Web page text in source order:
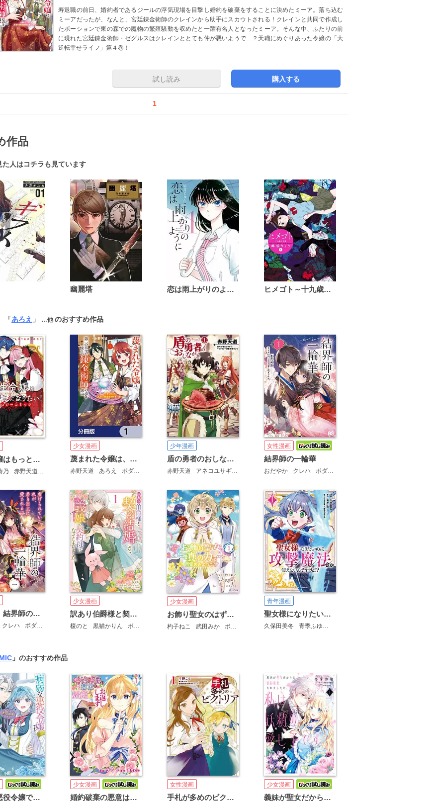
寿退職の前日、婚約者であるジールの浮気現場を目撃し婚約を破棄をすることに決めたミーア。落ち込む
ミーアだったが、なんと、宮廷錬金術師のクレインから助手にスカウトされる！クレインと共同で作成し
たポーションで東の森での魔物の繁殖騒動を収めたと一躍有名人となったミーア。そんな中、ふたりの前
に現れた宮廷錬金術師・ゼグルスはクレインととても仲が悪いようで…？天職にめぐりあった令嬢の「大
逆転幸せライフ」第４巻！
試し読み 購入する
1
作品
た人はコチラも見ています
幽麗塔 恋は雨上がりのように ヒメゴト～十九歳の制服～
「あろえ 」 …他のおすすめ作品
転生令嬢はもっと幸せになりたい！アンソロジーコミック
乃 赤野天道 藤居にこ 待鳥園子 四つ葉ねこ 斯波 ふかさくえみ 餡子 ひのすばる
少女漫画
蔑まれた令嬢は、第二の人生で憧れの錬金術師の道を選ぶ ～夢を叶えた見習い錬金術師の第一歩～【分冊版】
赤野天道 あろえ ボダックス
少年漫画
盾の勇者のおしながき
赤野天道 アネコユサギ 弥南せいら
女性漫画
結界師の一輪華
おだやか クレハ ボダックス
【単話】結界師の一輪華
クレハ ボダックス
少女漫画
訳あり伯爵様と契約結婚したら、義娘（六歳）の契約母になってしまいました。
榎のと 黒猫かりん ボダックス
少女漫画
お飾り聖女のはずが、真の力に目覚めたようです THE COMIC
杓子ねこ 武田みか ボダックス
青年漫画
聖女様になりたいのに攻撃魔法しか使えないんですけど!? THE COMIC
久保田美冬 青季ふゆ ボダックス
」のおすすめ作品
病弱な悪役令嬢ですが、婚約者が過保護すぎて逃げ出したい(私たち犬猿の仲でしたよね!?)
少女漫画
婚約破棄の悪意は娼館からお返しします
女性漫画
手札が多めのビクトリア
少女漫画
義妹が聖女だからと婚約破棄されましたが、私は妖精の愛し子です